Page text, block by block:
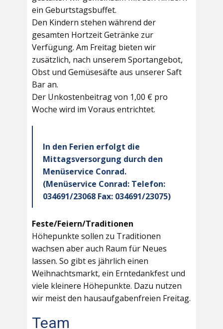
ein Geburtstagsbuffet.
Den Kindern stehen während der
gesamten Hortzeit Getränke zur
Verfügung. Am Freitag bieten wir
zusätzlich, nach unserem Sportangebot,
Obst und Gemüsesäfte aus unserer Saft
Bar an.
Der Unkostenbeitrag von 1,00 € pro
Woche wird im Voraus entrichtet.
In den Ferien erfolgt die
Mittagsversorgung durch den
Menüservice Conrad.
(Menüservice Conrad: Telefon:
034691/23068 Fax: 034691/23075)
Feste/Feiern/Traditionen
Höhepunkte sollen zu Traditionen
wachsen aber auch Raum für Neues
lassen. So gibt es jährlich einen
Weihnachtsmarkt, ein Erntedankfest und
viele kleinere Höhepunkte. Dazu nutzen
wir meist den hausaufgabenfreien Freitag.
Team